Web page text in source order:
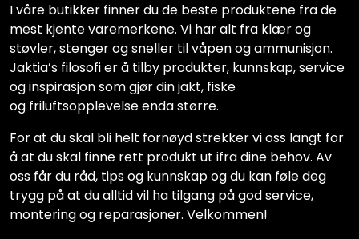
I våre butikker finner du de beste produktene fra de
mest kjente varemerkene. Vi har alt fra klær og
støvler, stenger og sneller til våpen og ammunisjon.
Jaktia’s filosofi er å tilby produkter, kunnskap, service
og inspirasjon som gjør din jakt, fiske
og friluftsopplevelse enda større.
For at du skal bli helt fornøyd strekker vi oss langt for
å at du skal finne rett produkt ut ifra dine behov. Av
oss får du råd, tips og kunnskap og du kan føle deg
trygg på at du alltid vil ha tilgang på god service,
montering og reparasjoner. Velkommen!